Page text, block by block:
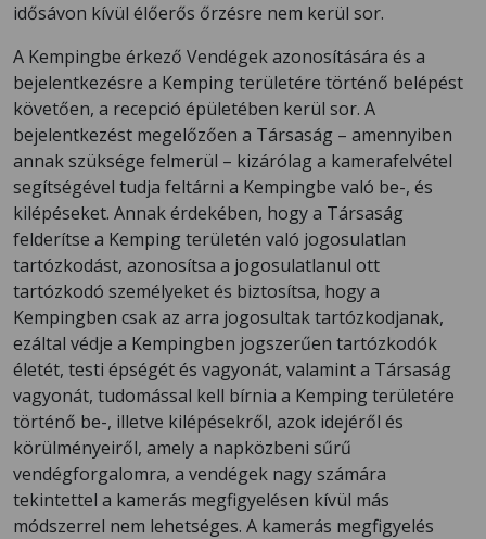
idősávon kívül élőerős őrzésre nem kerül sor.
A Kempingbe érkező Vendégek azonosítására és a
bejelentkezésre a Kemping területére történő belépést
követően, a recepció épületében kerül sor. A
bejelentkezést megelőzően a Társaság – amennyiben
annak szüksége felmerül – kizárólag a kamerafelvétel
segítségével tudja feltárni a Kempingbe való be-, és
kilépéseket. Annak érdekében, hogy a Társaság
felderítse a Kemping területén való jogosulatlan
tartózkodást, azonosítsa a jogosulatlanul ott
tartózkodó személyeket és biztosítsa, hogy a
Kempingben csak az arra jogosultak tartózkodjanak,
ezáltal védje a Kempingben jogszerűen tartózkodók
életét, testi épségét és vagyonát, valamint a Társaság
vagyonát, tudomással kell bírnia a Kemping területére
történő be-, illetve kilépésekről, azok idejéről és
körülményeiről, amely a napközbeni sűrű
vendégforgalomra, a vendégek nagy számára
tekintettel a kamerás megfigyelésen kívül más
módszerrel nem lehetséges. A kamerás megfigyelés